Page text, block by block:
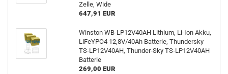
Zelle, Wide
647,91 EUR
Winston WB-LP12V40AH Lithium, Li-Ion Akku,
LiFeYPO4 12,8V/40Ah Batterie, Thundersky
TS-LP12V40AH, Thunder-Sky TS-LP12V40AH
Batterie
269,00 EUR